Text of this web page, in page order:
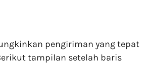
pengiriman yang tepat
tampilan setelah baris